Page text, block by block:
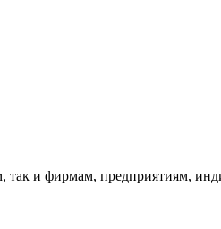
так и фирмам, предприятиям,